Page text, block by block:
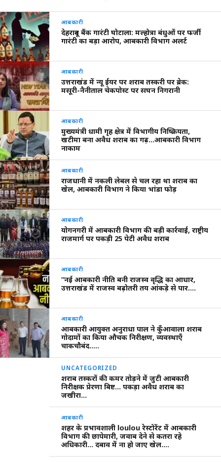
आबकारी
देहरादून बैंक गारंटी घोटाला: मल्होत्रा बंधुओं पर फर्जी
गारंटी का बड़ा आरोप, आबकारी विभाग अलर्ट
आबकारी
उत्तराखंड में न्यू ईयर पर शराब तस्करी पर ब्रेक:
मसूरी-नैनीताल चेकपोस्ट पर सघन निगरानी
आबकारी
मुख्यमंत्री धामी गृह क्षेत्र में विभागीय निष्क्रियता,
खटीमा बना अवैध शराब का गढ़…आबकारी विभाग
नाकाम
आबकारी
राजधानी में नकली लेबल से चल रहा था शराब का
खेल, आबकारी विभाग ने किया भांडा फोड़
आबकारी
योगनगरी में आबकारी विभाग की बड़ी कार्रवाई, राष्ट्रीय
राजमार्ग पर पकड़ी 25 पेटी अवैध शराब
आबकारी
“नई आबकारी नीति बनी राजस्व वृद्धि का आधार,
उत्तराखंड में राजस्व बढ़ोतरी तय आंकड़े से पार….
आबकारी
आबकारी आयुक्त अनुराधा पाल ने कुँआवाला शराब
गोदामों का किया औचक निरीक्षण, व्यवस्थाएँ
चाकचौबंद…..
UNCATEGORIZED
शराब तस्करों की कमर तोड़ने में जुटी आबकारी
निरीक्षक प्रेरणा बिष्ट… पकड़ा अवैध शराब का
जखीरा…
आबकारी
शहर के प्रभावशाली loulou रेस्टोरेंट में आबकारी
विभाग की छापेमारी, जवाब देने से कतरा रहे
अधिकारी… दबाव में ना हो जाए खेल….